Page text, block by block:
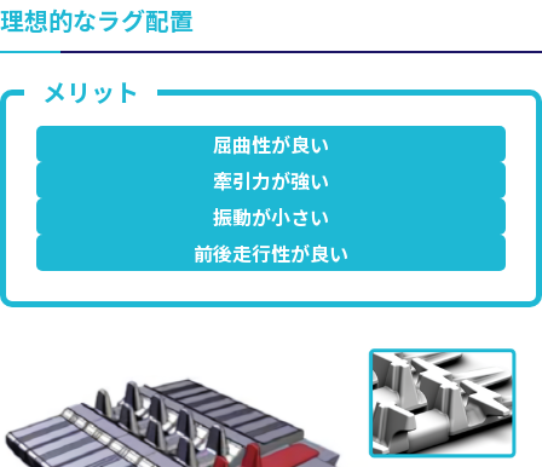
理想的なラグ配置
屈曲性が良い
牽引力が強い
振動が小さい
前後走行性が良い